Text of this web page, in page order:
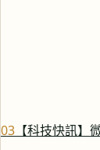
03 【科技快訊